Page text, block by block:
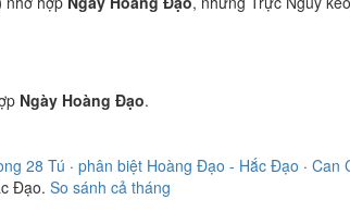
Ngày Hoàng Đạo.
28 Tú · phân biệt Hoàng Đạo - Hắc Đạo · Can
Đạo. So sánh cả tháng